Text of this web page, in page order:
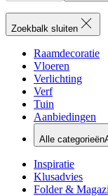
Zoekbalk sluiten
Raamdecoratie
Vloeren
Verlichting
Verf
Tuin
Aanbiedingen
Alle categorieën
Inspiratie
Klusadvies
Folder &